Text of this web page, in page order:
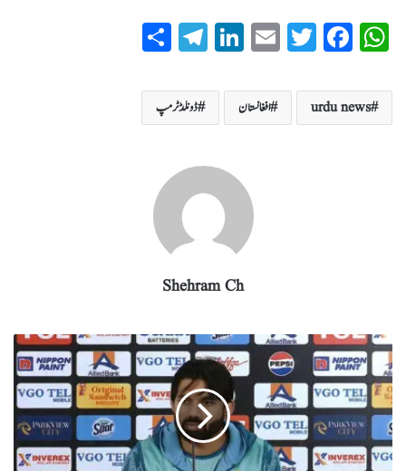
W
ha
ts
A
Fa
ce
bo
ok
T
wi
tte
r
E
m
ail
Li
nk
ed
In
T
el
eg
ra
re urdu news افغانستان ڈونلڈ ٹرمپ
Shehram Ch